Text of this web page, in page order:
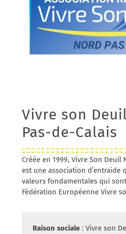
Vivre son
Pas-de-Calais
Créée en 1999, Vivre Son Deuil
est une association d’entraide
valeurs fondamentales qui
Fédération Européenne Vivre
Raison sociale : Vivre son